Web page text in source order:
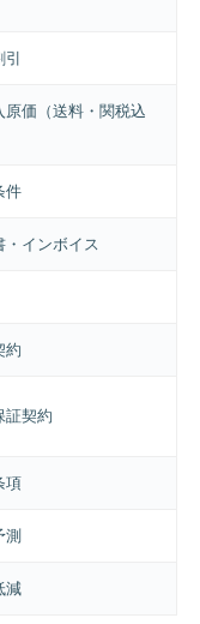
原価（送料・関税込
件
・インボイス
約
証契約
項
測
減